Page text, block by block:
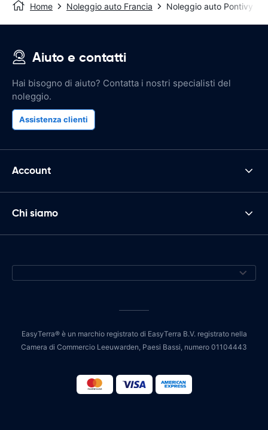
Home Noleggio auto Francia Noleggio auto Pontivy
Aiuto e contatti
Hai bisogno di aiuto? Contatta i nostri specialisti del
noleggio.
Assistenza clienti
Account
Chi siamo
EasyTerra® è un marchio registrato di EasyTerra B.V. registrato nella
Camera di Commercio Leeuwarden, Paesi Bassi, numero 01104443